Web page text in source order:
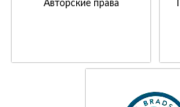
Авторские права